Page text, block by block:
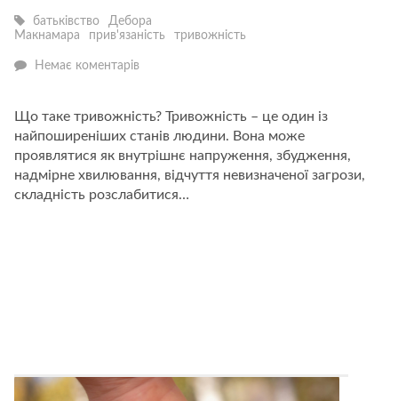
батьківство
Дебора
Макнамара
прив'язаність тривожність
Немає коментарів—
за
дитячою
тривожністю?
Що таке тривожність? Тривожність – це один із
найпоширеніших станів людини. Вона може
проявлятися як внутрішнє напруження, збудження,
надмірне хвилювання, відчуття невизначеної загрози,
складність розслабитися…